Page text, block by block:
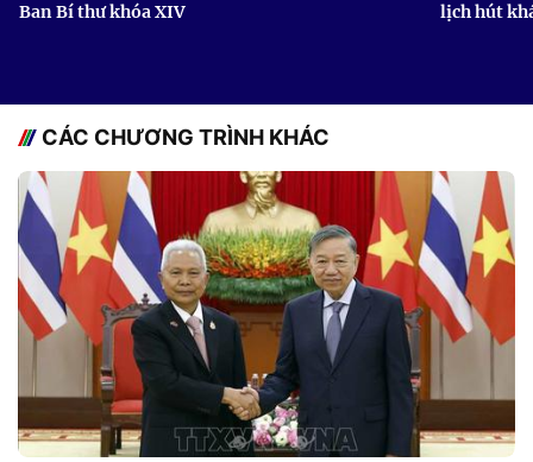
Ban Bí thư khóa XIV
lịch hút
CÁC CHƯƠNG TRÌNH KHÁC